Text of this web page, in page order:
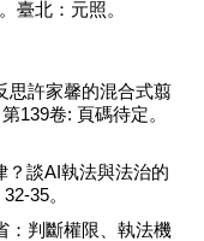
臺北：元照。
思許家馨的混合式翦
139卷: 頁碼待定。
？談AI執法與法治的
35。
：判斷權限、執法機